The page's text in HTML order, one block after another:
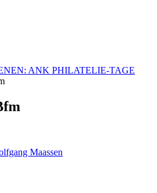
ANK PHILATELIE-TAGE
Maassen